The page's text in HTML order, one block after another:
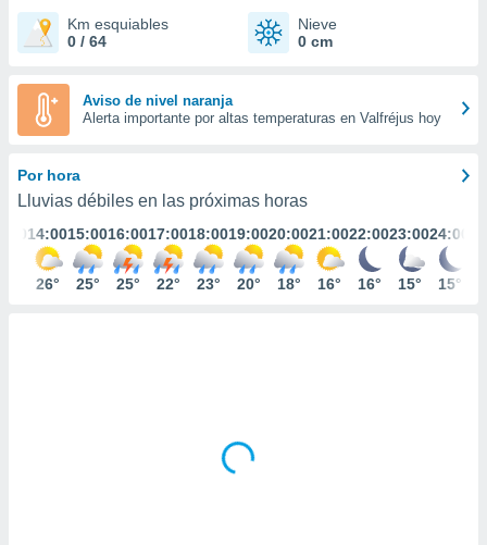
basada
permite
coste.
botón
a la
ACEPTAR
CONTINUAR
CONFIGURACIÓN
Km esquiables
0 / 64
Nieve
0 cm
Aviso de nivel naranja
Alerta importante por altas temperaturas en Valfréjus hoy
Por hora
Lluvias débiles en las próximas horas
14:00
26°
15:00
25°
16:00
25°
17:00
22°
18:00
23°
19:00
20°
20:00
18°
21:00
16°
22:00
16°
23:00
15°
24:00
15°